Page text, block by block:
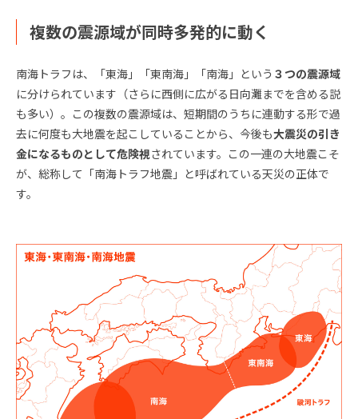
複数の震源域が同時多発的に動く
南海トラフは、「東海」「東南海」「南海」という ３つの震源域
に分けられています（さらに西側に広がる日向灘までを含める説
も多い）。この複数の震源域は、短期間のうちに連動する形で過
去に何度も大地震を起こしていることから、今後も大震災の引き
金になるものとして危険視されています。この一連の大地震こそ
が、総称して「南海トラフ地震」と呼ばれている天災の正体で
す。